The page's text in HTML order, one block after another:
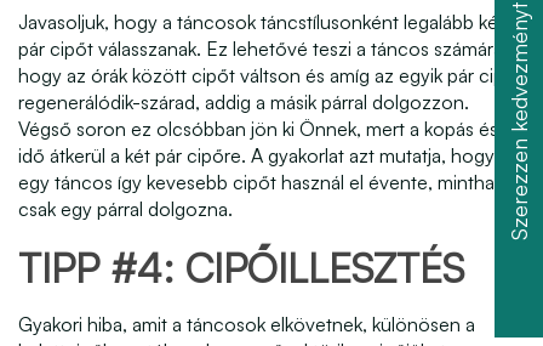
Javasoljuk, hogy a táncosok táncstílusonként legalább két
pár cipőt válasszanak. Ez lehetővé teszi a táncos számára,
hogy az órák között cipőt váltson és amíg az egyik pár cipő
regenerálódik-szárad, addig a másik párral dolgozzon.
Végső soron ez olcsóbban jön ki Önnek, mert a kopás és az
idő átkerül a két pár cipőre. A gyakorlat azt mutatja, hogy
egy táncos így kevesebb cipőt használ el évente, mintha
csak egy párral dolgozna.
TIPP #4: CIPŐILLESZTÉS
Gyakori hiba, amit a táncosok elkövetnek, különösen a
Szerezzen kedvezményt